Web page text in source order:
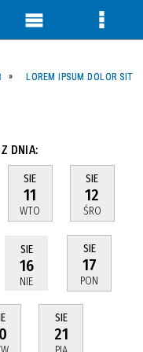
LOREM IPSUM DOLOR SIT
DNIA:
SIE
11
WTO
SIE
12
ŚRO
SIE
16
NIE
SIE
17
PON
SIE
21
Menu
Menu